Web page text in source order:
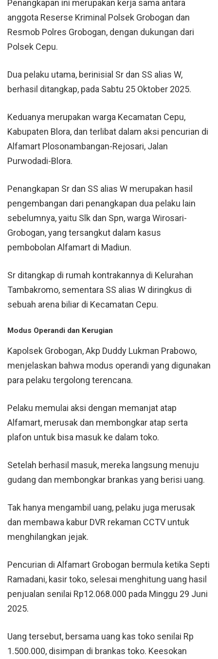
Penangkapan ini merupakan kerja sama antara
anggota Reserse Kriminal Polsek Grobogan dan
Resmob Polres Grobogan, dengan dukungan dari
Polsek Cepu.
Dua pelaku utama, berinisial Sr dan SS alias W,
berhasil ditangkap, pada Sabtu 25 Oktober 2025.
Keduanya merupakan warga Kecamatan Cepu,
Kabupaten Blora, dan terlibat dalam aksi pencurian di
Alfamart Plosonambangan-Rejosari, Jalan
Purwodadi-Blora.
Penangkapan Sr dan SS alias W merupakan hasil
pengembangan dari penangkapan dua pelaku lain
sebelumnya, yaitu Slk dan Spn, warga Wirosari-
Grobogan, yang tersangkut dalam kasus
pembobolan Alfamart di Madiun.
Sr ditangkap di rumah kontrakannya di Kelurahan
Tambakromo, sementara SS alias W diringkus di
sebuah arena biliar di Kecamatan Cepu.
Modus Operandi dan Kerugian
Kapolsek Grobogan, Akp Duddy Lukman Prabowo,
menjelaskan bahwa modus operandi yang digunakan
para pelaku tergolong terencana.
Pelaku memulai aksi dengan memanjat atap
Alfamart, merusak dan membongkar atap serta
plafon untuk bisa masuk ke dalam toko.
Setelah berhasil masuk, mereka langsung menuju
gudang dan membongkar brankas yang berisi uang.
Tak hanya mengambil uang, pelaku juga merusak
dan membawa kabur DVR rekaman CCTV untuk
menghilangkan jejak.
Pencurian di Alfamart Grobogan bermula ketika Septi
Ramadani, kasir toko, selesai menghitung uang hasil
penjualan senilai Rp12.068.000 pada Minggu 29 Juni
2025.
Uang tersebut, bersama uang kas toko senilai Rp
1.500.000, disimpan di brankas toko. Keesokan